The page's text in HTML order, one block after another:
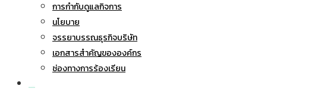
การกำกับดูแลกิจการ
นโยบาย
จรรยาบรรณธุรกิจบริษัท
เอกสารสำคัญขององค์กร
ช่องทางการร้องเรียน